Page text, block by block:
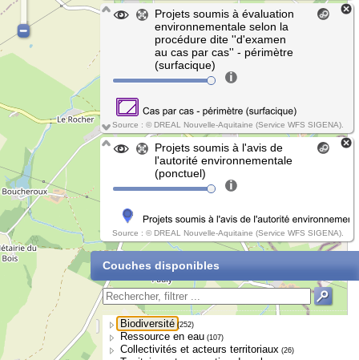
Projets soumis à évaluation
environnementale selon la
procédure dite ''d'examen
au cas par cas'' - périmètre
(surfacique)
Source : © DREAL Nouvelle-Aquitaine (Service WFS SIGENA).
Projets soumis à l'avis de
l'autorité environnementale
(ponctuel)
Source : © DREAL Nouvelle-Aquitaine (Service WFS SIGENA).
Couches disponibles
Biodiversité (252)
Ressource en eau (107)
Collectivités et acteurs territoriaux (26)